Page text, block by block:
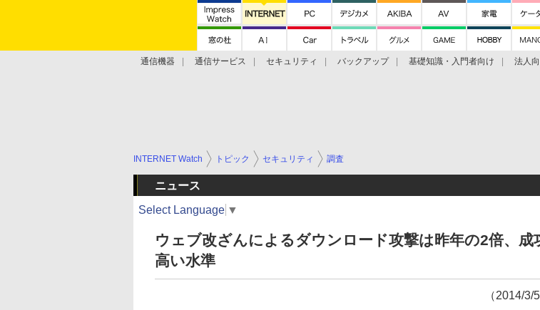
通信機器 通信サービス セキュリティ バックアップ 基礎知識・入門者向け 法人
INTERNET Watch トピック セキュリティ 調査
ニュース
Select Language ▼
ウェブ改ざんによるダウンロード攻撃は昨年の2倍、成
高い水準
（2014/3/